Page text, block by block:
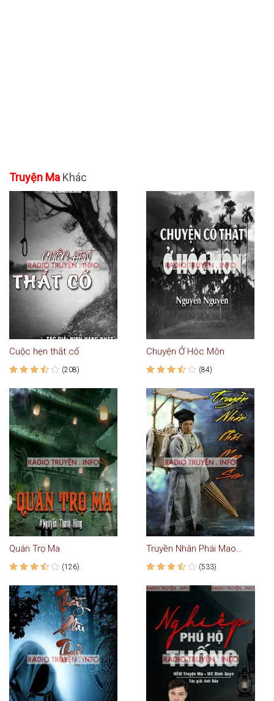
Truyện Ma Khác
Cuộc hẹn thắt cổ
(208)
Chuyện Ở Hóc Môn
(84)
Quán Trọ Ma
(126)
Truyền Nhân Phái Mao Sơn
(533)